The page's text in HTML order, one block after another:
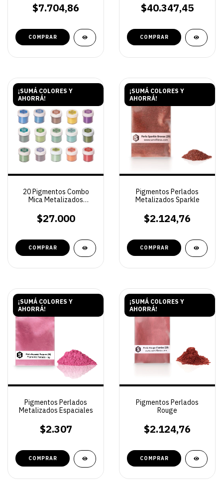
$7.704,86
COMPRAR
Coleccionable
$40.347,45
¡SUMÁ COLORES Y
AHORRÁ!
20 Pigmentos Combo
Mica Metalizados
para Resina
$27.000
¡SUMÁ COLORES Y
AHORRÁ!
Pigmentos Perlados
Metalizados Sparkle
$2.124,76
COMPRAR
¡SUMÁ COLORES Y
AHORRÁ!
Pigmentos Perlados
Metalizados Espaciales
$2.307
COMPRAR
¡SUMÁ COLORES Y
AHORRÁ!
Pigmentos Perlados
Rouge
$2.124,76
COMPRAR